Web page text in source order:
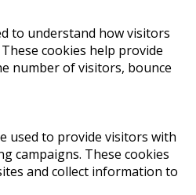
to understand how visitors
cookies help provide
number of visitors, bounce
used to provide visitors with
campaigns. These cookies
and collect information to